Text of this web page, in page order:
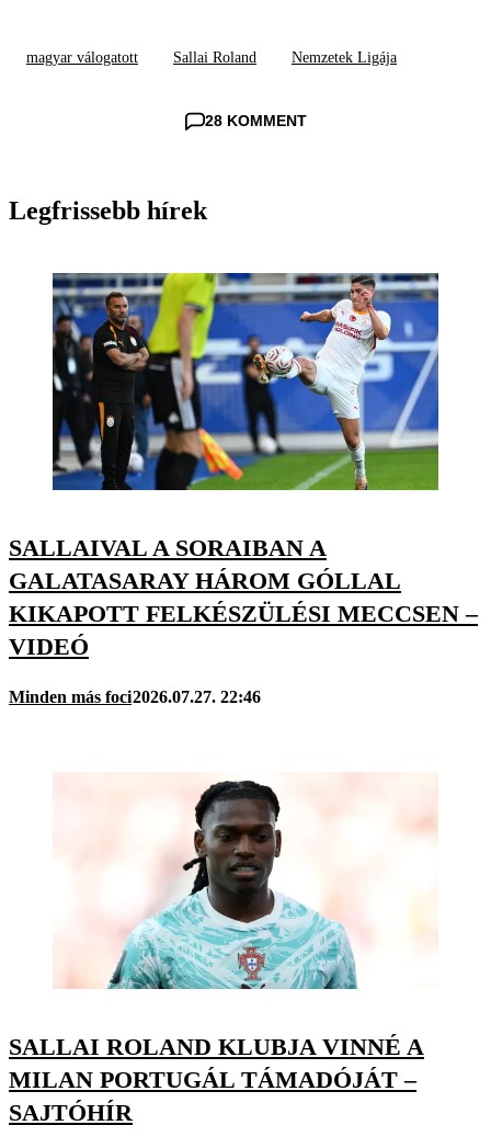
magyar válogatott Sallai Roland Nemzetek Ligája
28 KOMMENT
Legfrissebb hírek
SALLAIVAL A SORAIBAN A
GALATASARAY HÁROM GÓLLAL
KIKAPOTT FELKÉSZÜLÉSI MECCSEN –
VIDEÓ
Minden más foci2026.07.27. 22:46
SALLAI ROLAND KLUBJA VINNÉ A
MILAN PORTUGÁL TÁMADÓJÁT –
SAJTÓHÍR